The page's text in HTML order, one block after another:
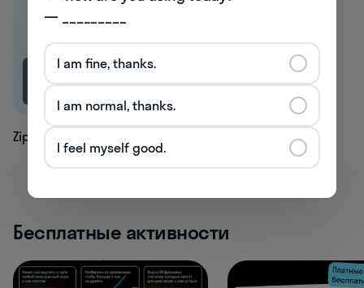
2.3K
Zip
Бесплатные активности
— _________
I am fine, thanks.
I am normal, thanks.
I feel myself good.